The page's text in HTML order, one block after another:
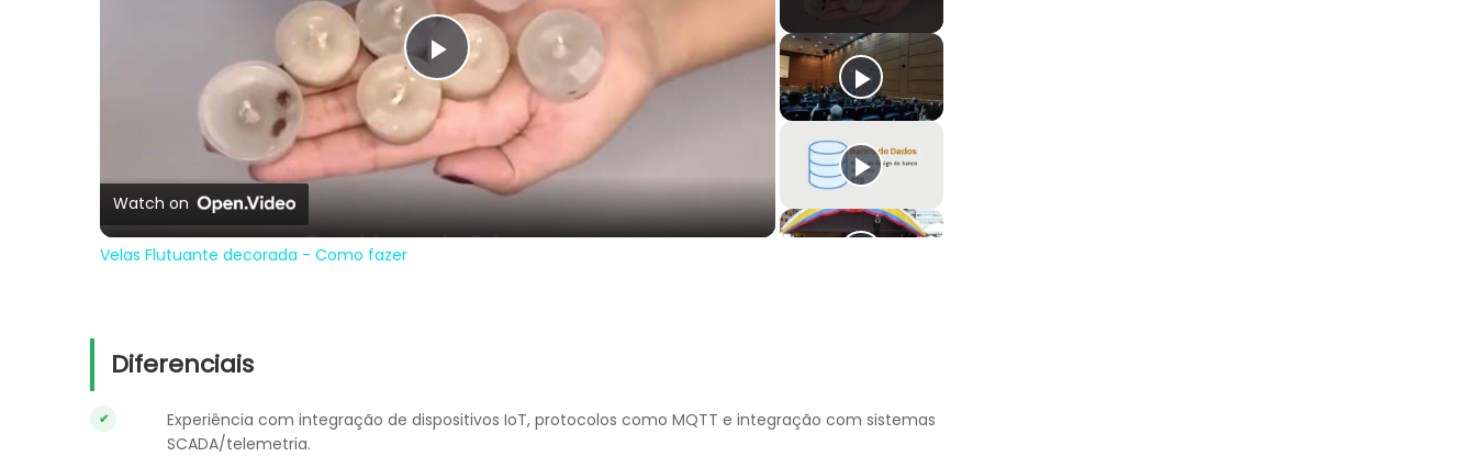
Play
Video
Watch on
Velas Flutuante decorada - Como fazer
Diferenciais
Experiência com integração de dispositivos IoT, protocolos como MQTT e integração com sistemas
SCADA/telemetria.